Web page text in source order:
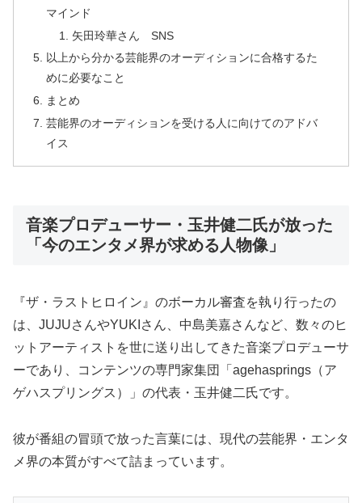
マインド
矢田玲華さん SNS
以上から分かる芸能界のオーディションに合格するた
めに必要なこと
まとめ
芸能界のオーディションを受ける人に向けてのアドバ
イス
音楽プロデューサー・玉井健二氏が放った
「今のエンタメ界が求める人物像」
『ザ・ラストヒロイン』のボーカル審査を執り行ったの
は、JUJUさんやYUKIさん、中島美嘉さんなど、数々のヒ
ットアーティストを世に送り出してきた音楽プロデューサ
ーであり、コンテンツの専門家集団「agehasprings（ア
ゲハスプリングス）」の代表・玉井健二氏です。
彼が番組の冒頭で放った言葉には、現代の芸能界・エンタ
メ界の本質がすべて詰まっています。